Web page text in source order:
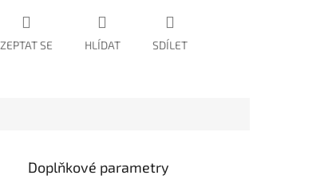
ZEPTAT SE HLÍDAT SDÍLET
Doplňkové parametry